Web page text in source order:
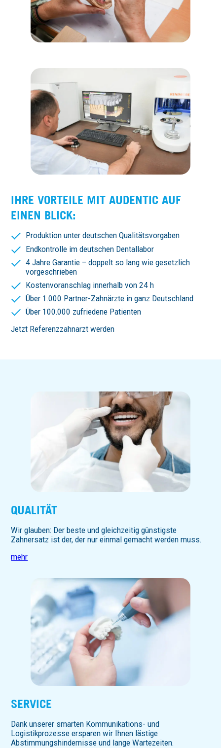
IHRE VORTEILE MIT AUDENTIC AUF
EINEN BLICK:
Produktion unter deutschen Qualitätsvorgaben
Endkontrolle im deutschen Dentallabor
4 Jahre Garantie – doppelt so lang wie gesetzlich
vorgeschrieben
Kostenvoranschlag innerhalb von 24 h
Über 1.000 Partner-Zahnärzte in ganz Deutschland
Über 100.000 zufriedene Patienten
Jetzt Referenzzahnarzt werden
QUALITÄT
Wir glauben: Der beste und gleichzeitig günstigste
Zahnersatz ist der, der nur einmal gemacht werden muss.
mehr
SERVICE
Dank unserer smarten Kommunikations- und
Logistikprozesse ersparen wir Ihnen lästige
Abstimmungshindernisse und lange Wartezeiten.